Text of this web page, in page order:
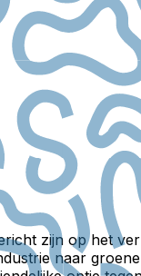
zijn op het
naar